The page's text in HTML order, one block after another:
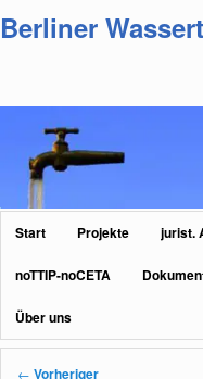
primären
Berliner
Hauptmenü
Start Projekte jurist.
noTTIP-noCETA
Über uns
Beitragsnavigation
← Vorheriger